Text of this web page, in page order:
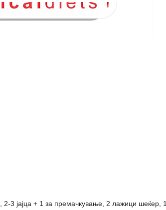
2-3 јајца + 1 за премачкување, 2 лажици шеќер, 1